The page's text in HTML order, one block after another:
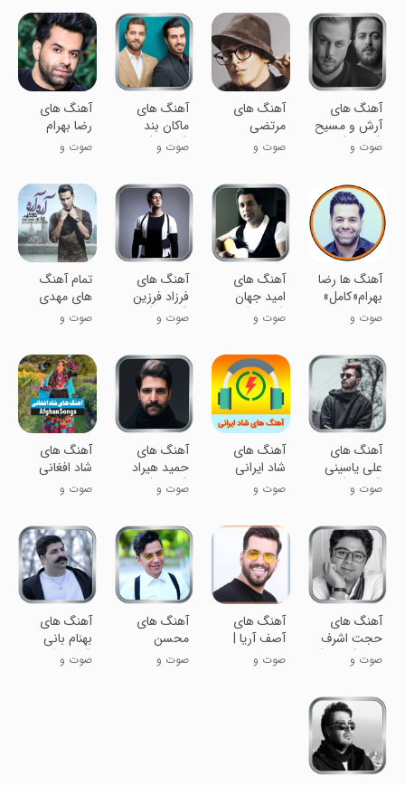
آهنگ های
آرش و مسیح
(آفلاین)
صوت و
آهنگ های
مرتضی
پاشایی
(آفلاین)
صوت و
آهنگ های
ماکان بند
(آفلاین)
صوت و
آهنگ های
رضا بهرام
::بدون
اینترنت
صوت و
آهنگ ها رضا
بهرام«کامل»
صوت و
آهنگ های
امید جهان
(آفلاین)
صوت و
آهنگ های
فرزاد فرزین
(آفلاین)
صوت و
تمام آهنگ
های مهدی
احمدوند غیر
رسمی
صوت و
آهنگ های
علی یاسینی
(آفلاین)
صوت و
آهنگ های
شاد ایرانی
صوت و
آهنگ های
حمید هیراد
(آفلاین)
صوت و
آهنگ های
شاد افغانی
صوت و
آهنگ های
حجت اشرف
زاده (آفلاین)
صوت و
آهنگ های
آصف آریا |
غیررسمی
صوت و
آهنگ های
محسن
ابراهیم زاده
(آفلاین)
صوت و
آهنگ های
بهنام بانی
(آفلاین)
صوت و